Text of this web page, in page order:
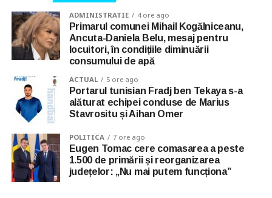
ADMINISTRATIE 4 ore ago
Primarul comunei Mihail Kogălniceanu,
Ancuta-Daniela Belu, mesaj pentru
locuitori, în condițiile diminuării
consumului de apă
ACTUAL 5 ore ago
Portarul tunisian Fradj ben Tekaya s-a
alăturat echipei conduse de Marius
Stavrositu și Aihan Omer
POLITICA 7 ore ago
Eugen Tomac cere comasarea a peste
1.500 de primării și reorganizarea
județelor: „Nu mai putem funcționa”